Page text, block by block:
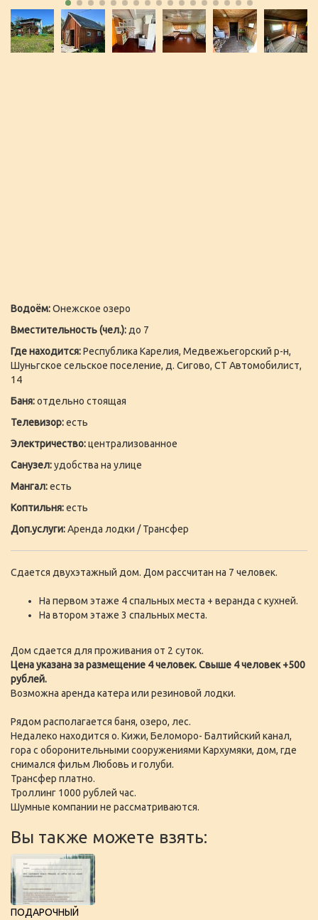
Водоём:Онежское озеро
Вместительность (чел.): до 7
Где находится:Республика Карелия, Медвежьегорский р-н,
Шуньгское сельское поселение, д. Сигово, СТ Автомобилист,
14
Баня:отдельно стоящая
Телевизор:есть
Электричество:централизованное
Санузел:удобства на улице
Мангал:есть
Коптильня:есть
Доп.услуги:Аренда лодки / Трансфер
Сдается двухэтажный дом. Дом рассчитан на 7 человек.
На первом этаже 4 спальных места + веранда с кухней.
На втором этаже 3 спальных места.
Дом сдается для проживания от 2 суток.
Цена указана за размещение 4 человек. Свыше 4 человек +500
рублей.
Возможна аренда катера или резиновой лодки.
Рядом располагается баня, озеро, лес.
Недалеко находится о. Кижи, Беломоро- Балтийский канал,
гора с оборонительными сооружениями Кархумяки, дом, где
снимался фильм Любовь и голуби.
Трансфер платно.
Троллинг 1000 рублей час.
Шумные компании не рассматриваются.
Вы также можете взять:
ПОДАРОЧНЫЙ